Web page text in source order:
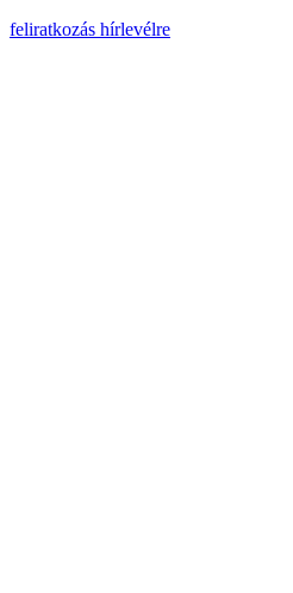
feliratkozás hírlevélre